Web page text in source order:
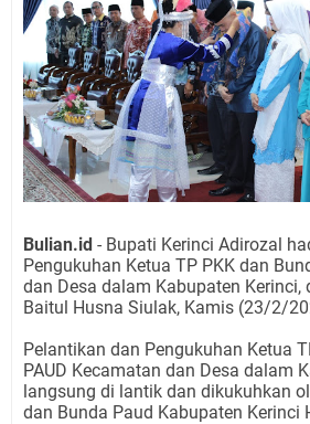
Bulian.id - Bupati Kerinci Adirozal
Pengukuhan Ketua TP PKK dan
dan Desa dalam Kabupaten Kerinci,
Baitul Husna Siulak, Kamis (23/2/
Pelantikan dan Pengukuhan Ketua
PAUD Kecamatan dan Desa dalam
langsung di lantik dan dikukuhkan
dan Bunda Paud Kabupaten Kerinci